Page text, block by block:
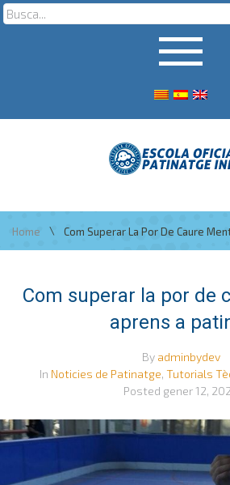
Home \ Com Superar La Por De Caure
Com superar la por de
aprens a
By adminbydev
In Noticies de Patinatge, Tutorials
Posted gener 12,